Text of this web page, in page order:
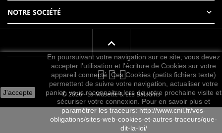
NOTRE SOCIÉTÉ 
J'accepte
En poursuivant votre navigation sur ce site, vous devez
accepter l’utilisation et l'écriture de Cookies sur votre
appareil connecté. Ces Cookies (petits fichiers texte)
permettent de suivre votre navigation, actualiser votre
panier, vous reconnaitre lors de votre prochaine visite et
sécuriser votre connexion. Pour en savoir plus et
paramétrer les traceurs: http://www.cnil.fr/vos-
obligations/sites-web-cookies-et-autres-traceurs/que-
dit-la-loi/
© 2026 - La Musette & Les Baladins